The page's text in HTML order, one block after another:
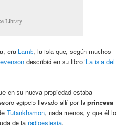
Library
era Lamb, la isla que, según muchos
describió en su libro‘La isla del
en su nueva propiedad estaba
egipcio llevado allí por laprincesa
Tutankhamon, nada menos, y que él lo
de la radioestesia.